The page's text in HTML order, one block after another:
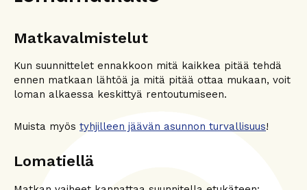
Matkavalmistelut
Kun suunnittelet ennakkoon mitä kaikkea pitää tehdä
ennen matkaan lähtöä ja mitä pitää ottaa mukaan, voit
loman alkaessa keskittyä rentoutumiseen.
Muista myös tyhjilleen jäävän asunnon turvallisuus!
Lomatiellä